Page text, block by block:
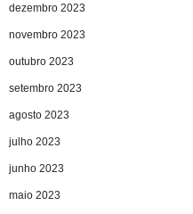
dezembro 2023
novembro 2023
outubro 2023
setembro 2023
agosto 2023
julho 2023
junho 2023
maio 2023